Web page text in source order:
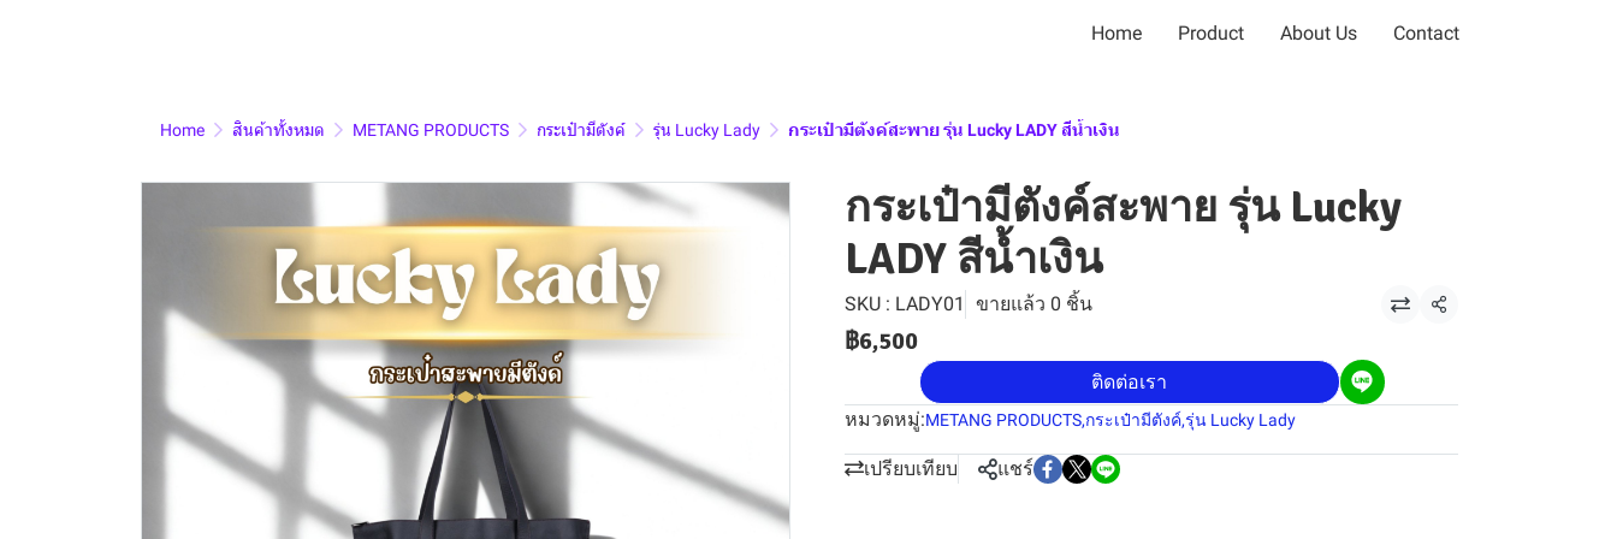
Home Product About Us Contact
Home สินค้าทั้งหมด METANG PRODUCTS กระเป๋ามีตังค์ รุ่น Lucky Lady กระเป๋ามีตังค์สะพาย รุ่น Lucky LADY สีน้ำเงิน
กระเป๋ามีตังค์สะพาย รุ่น Lucky
LADY สีน้ำเงิน
SKU : LADY01 ขายแล้ว 0 ชิ้น แชร์
฿6,500
ติดต่อเรา
หมวดหมู่:METANG PRODUCTS,กระเป๋ามีตังค์,รุ่น Lucky Lady
เปรียบเทียบ แชร์